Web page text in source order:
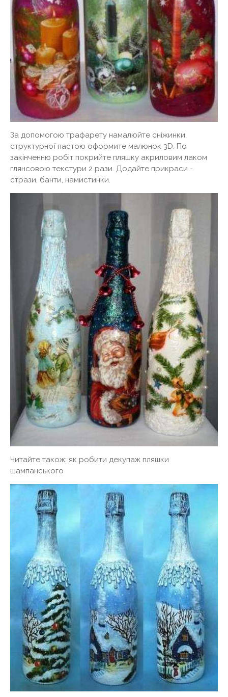
За допомогою трафарету намалюйте сніжинки,
структурної пастою оформите малюнок 3D. По
закінченню робіт покрийте пляшку акриловим лаком
глянсовою текстури 2 рази. Додайте прикраси -
стрази, банти, намистинки.
Читайте також: як робити декупаж пляшки
шампанського